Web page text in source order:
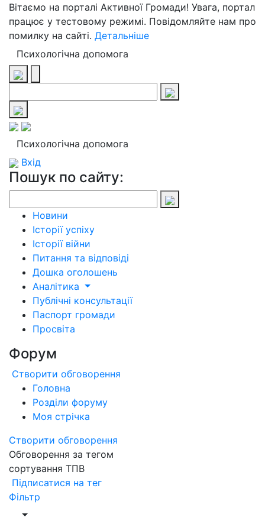
Вітаємо на порталі Активної Громади! Увага, портал
працює у тестовому режимі. Повідомляйте нам про
помилку на сайті. Детальніше
Психологічна допомога
Психологічна допомога
Вхід
Пошук по сайту:
Новини
Історії успіху
Історії війни
Питання та відповіді
Дошка оголошень
Аналітика
Публічні консультації
Паспорт громади
Просвіта
Форум
Створити обговорення
Головна
Розділи форуму
Моя стрічка
Створити обговорення
Обговорення за тегом
сортування ТПВ
Підписатися на тег
Фільтр